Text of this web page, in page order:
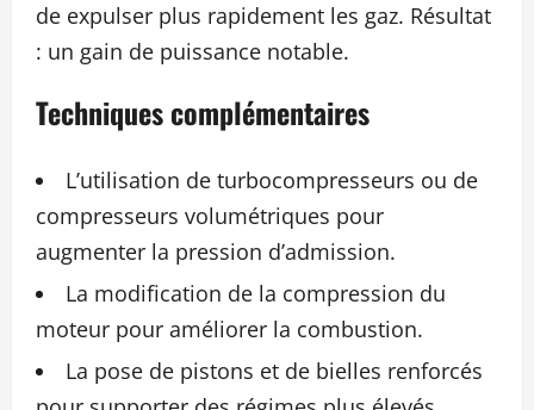
de expulser plus rapidement les gaz. Résultat
: un gain de puissance notable.
Techniques complémentaires
L’utilisation de turbocompresseurs ou de
compresseurs volumétriques pour
augmenter la pression d’admission.
La modification de la compression du
moteur pour améliorer la combustion.
La pose de pistons et de bielles renforcés